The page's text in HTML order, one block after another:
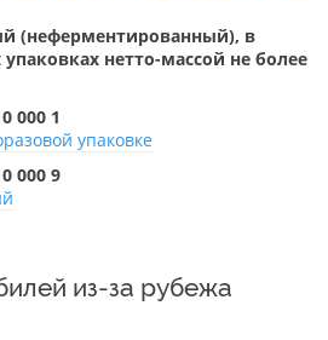
(неферментированный), в
нетто-массой не более
000 1
упаковке
000 9
из-за рубежа